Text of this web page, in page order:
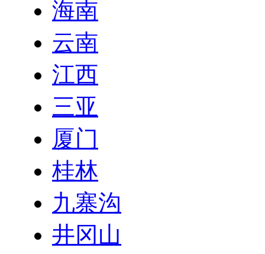
海南
云南
江西
三亚
厦门
桂林
九寨沟
井冈山